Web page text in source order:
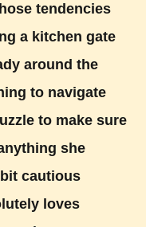
tendencies
a kitchen gate
around the
to navigate
to make sure
she
cautious
loves